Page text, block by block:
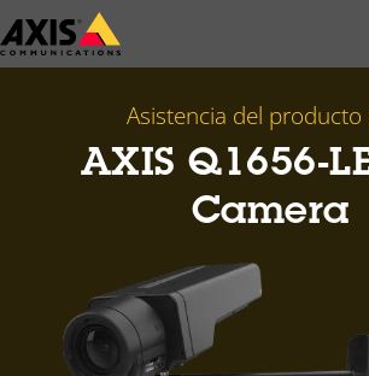
Saltar
al
Asistencia del producto
AXIS Q1656-
Camera